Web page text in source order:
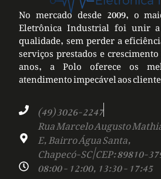
No mercado desde 2009, o
Eletrônica Industrial foi unir
qualidade, sem perder a
serviços prestados e
anos, a Polo oferece os
atendimento impecável aos
(49) 3026-2247
Rua Marcelo Augusto
E, Bairro Água Santa,
Chapecó-SC | CEP: 89810-
08:00 - 12:00, 13:30 - 17:45